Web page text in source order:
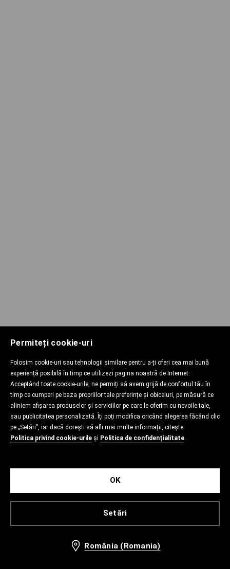
Permiteți cookie-uri
Folosim cookie-uri sau tehnologii similare pentru a-ți oferi cea mai bună
experiență posibilă în timp ce utilizezi pagina noastră de Internet.
Acceptând toate cookie-urile, ne permiți să avem grijă de confortul tău în
timp ce cumperi pe baza propriilor tale preferințe și obiceiuri, pe măsură ce
aliniem afișarea produselor și serviciilor pe care le oferim cu nevoile tale,
sau publicitatea personalizată. Îți poți modifica oricând alegerea făcând clic
pe „Setări”, iar dacă dorești să afli mai multe informații, citește
Politica privind cookie-urile și Politica de confidențialitate.
Setări
OK
România (Romania)